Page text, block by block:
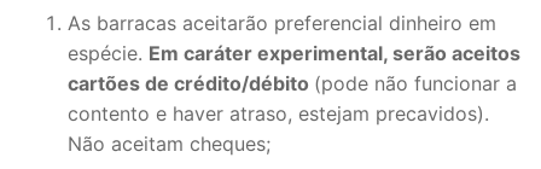
As barracas aceitarão preferencial dinheiro em
espécie. Em caráter experimental, serão aceitos
cartões de crédito/débito (pode não funcionar a
contento e haver atraso, estejam precavidos).
Não aceitam cheques;